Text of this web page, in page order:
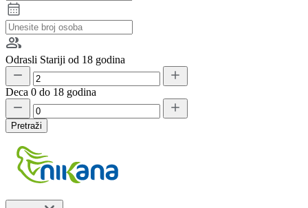
Odrasli Stariji od 18 godina
Deca 0 do 18 godina
Pretraži